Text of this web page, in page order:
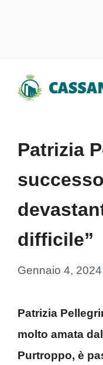
Patrizia
difficile”
Gennaio 4, 2024
Patrizia
molto amata
Purtroppo, è